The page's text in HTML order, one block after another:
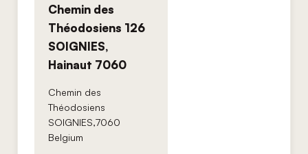
Chemin des
Théodosiens 126
SOIGNIES,
Hainaut 7060
Chemin des
Théodosiens
SOIGNIES,7060
Belgium